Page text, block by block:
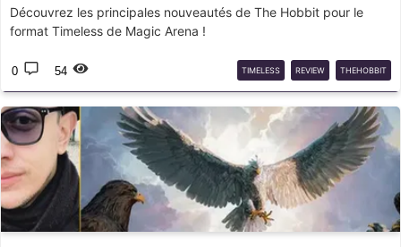
Découvrez les principales nouveautés de The Hobbit pour le
format Timeless de Magic Arena !
0 54 TIMELESS REVIEW THEHOBBIT